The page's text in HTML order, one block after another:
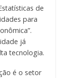
de
para
já
tecnologia.
é o setor